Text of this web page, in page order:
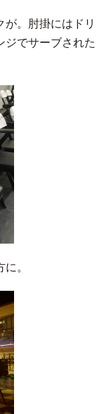
が。肘掛にはドリ
ジでサーブされた
。